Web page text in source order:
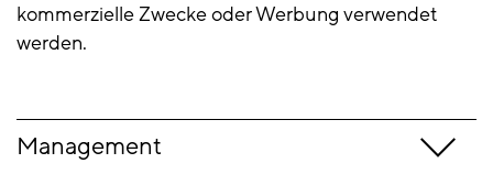
kommerzielle Zwecke oder Werbung verwendet
werden.
Management